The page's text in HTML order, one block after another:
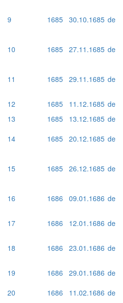
9 1685 30.10.1685 de
10 1685 27.11.1685 de
11 1685 29.11.1685 de
12 1685 11.12.1685 de
13
1685 13.12.1685 de
14
1685 20.12.1685 de
15 1685 26.12.1685 de
16 1686 09.01.1686 de
17 1686 12.01.1686 de
18 1686 23.01.1686 de
19 1686 29.01.1686 de
20
1686 11.02.1686 de